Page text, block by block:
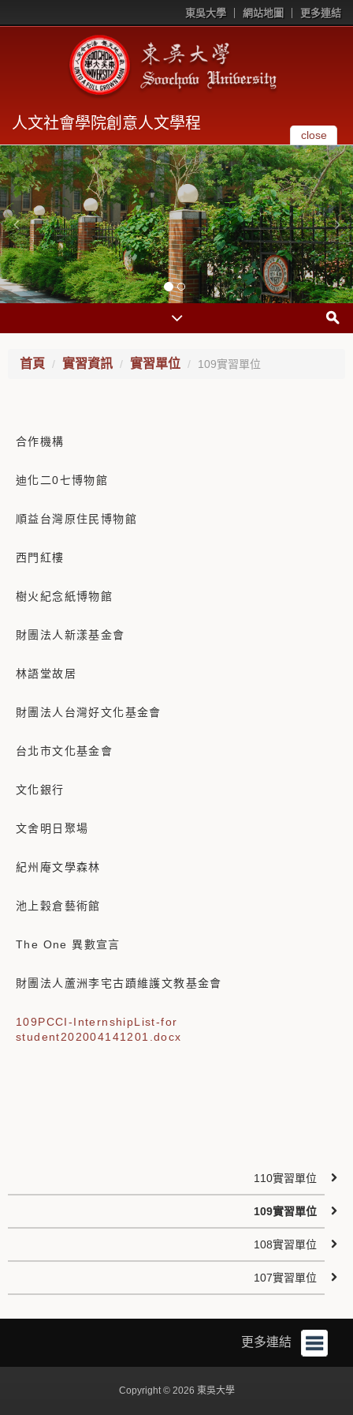
東吳大學 網站地圖 更多連結
人文社會學院創意人文學程
close
首頁 實習資訊 實習單位 109實習單位
合作機構
迪化二0七博物館
順益台灣原住民博物館
西門紅樓
樹火紀念紙博物館
財團法人新漾基金會
林語堂故居
財團法人台灣好文化基金會
台北市文化基金會
文化銀行
文舍明日聚場
紀州庵文學森林
池上穀倉藝術館
The One 異數宣言
財團法人蘆洲李宅古蹟維護文教基金會
109PCCI-InternshipList-for
student202004141201.docx
110實習單位
109實習單位
108實習單位
107實習單位
更多連結
Copyright © 2026 東吳大學